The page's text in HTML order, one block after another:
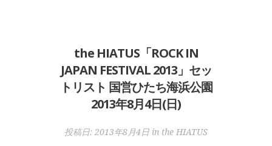
the HIATUS「ROCK IN
JAPAN FESTIVAL 2013」セッ
トリスト 国営ひたち海浜公園
2013年8月4日(日)
投稿日: 2013年8月4日 in the HIATUS